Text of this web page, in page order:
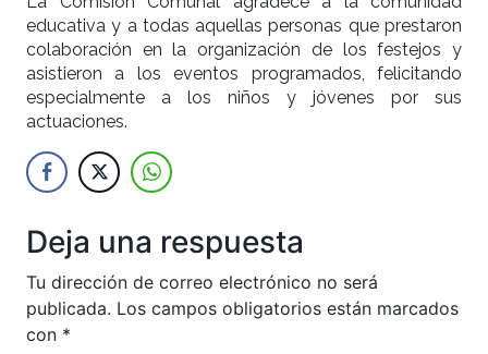
educativa y a todas aquellas personas que prestaron
colaboración en la organización de los festejos y
asistieron a los eventos programados, felicitando
especialmente a los niños y jóvenes por sus
actuaciones.
Deja una respuesta
Tu dirección de correo electrónico no será
publicada. Los campos obligatorios están marcados
con *